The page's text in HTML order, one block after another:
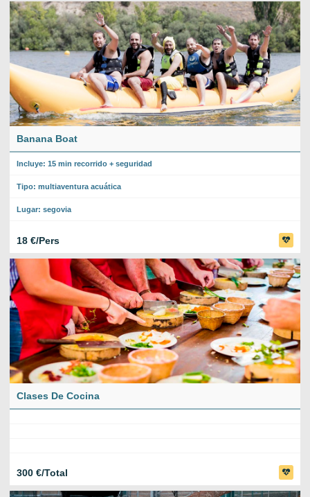
Banana Boat
Incluye: 15 min recorrido + seguridad
Tipo: multiaventura acuática
Lugar: segovia
18 €/Pers
Clases De Cocina
300 €/Total